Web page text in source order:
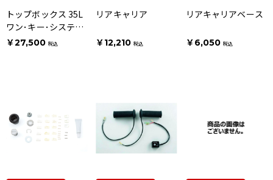
トップボックス 35L
ワン･キー･システム
タイプ
￥27,500 税込
リアキャリア
￥12,210 税込
リアキャリアベース
￥6,050 税込